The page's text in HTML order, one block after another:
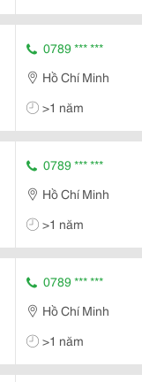
0789 *** ***
Hồ Chí Minh
>1 năm
0789 *** ***
Hồ Chí Minh
>1 năm
0789 *** ***
Hồ Chí Minh
>1 năm